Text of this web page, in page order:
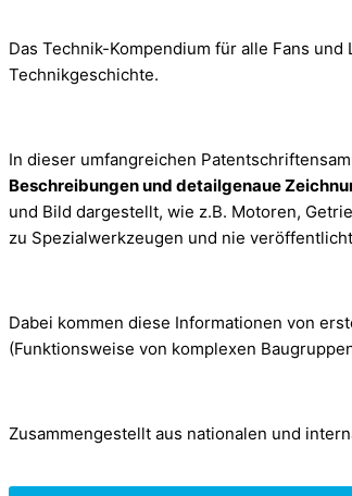
Das Technik-Kompendium für alle Fans
Technikgeschichte.
In dieser umfangreichen
Beschreibungen und detailgenaue
und Bild dargestellt, wie z.B. Motoren,
zu Spezialwerkzeugen und nie
Dabei kommen diese Informationen von
(Funktionsweise von komplexen
Zusammengestellt aus nationalen und